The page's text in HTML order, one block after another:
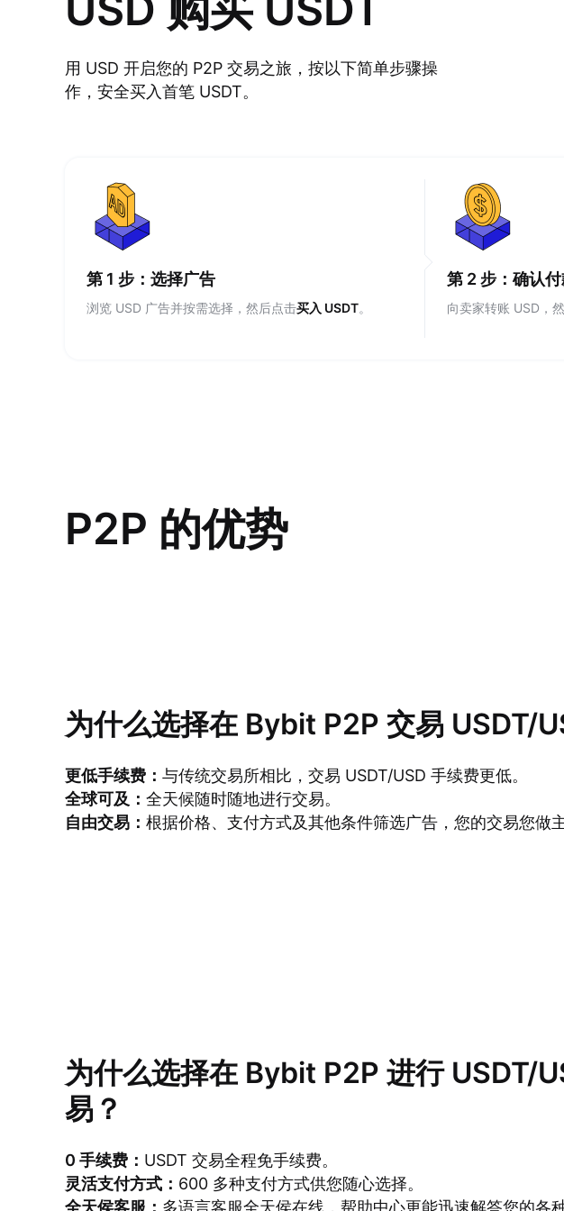
用 USD 开启您的 P2P 交易之旅，按以下简单步骤操
作，安全买入首笔 USDT。
第 1 步：选择广告
浏览 USD 广告并按需选择，然后点击买入 USDT。
第 2 步：确认
向卖家转账 USD，
P2P 的优势
为什么选择在 Bybit P2P 交易 USDT/
更低手续费： 与传统交易所相比，交易 USDT/USD 手续费更低。
全球可及： 全天候随时随地进行交易。
自由交易： 根据价格、支付方式及其他条件筛选广告，您的交易您做主
为什么选择在 Bybit P2P 进行 USDT/
易？
0 手续费： USDT 交易全程免手续费。
灵活支付方式： 600 多种支付方式供您随心选择。
全天侯客服： 多语言客服全天侯在线，帮助中心更能迅速解答您的各种